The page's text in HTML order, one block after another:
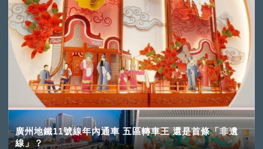
廣州地鐵11號線年內通車 五區轉車王 還是首條「非遺
線」？